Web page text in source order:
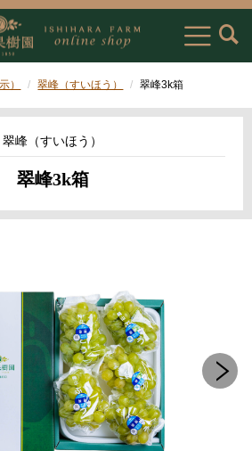
） 翠峰（すいほう） 翠峰3k箱
翠峰（すいほう）
翠峰3k箱